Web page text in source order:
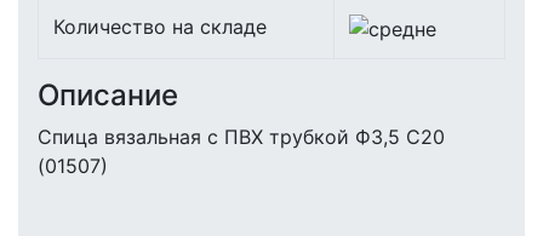
Количество на складе
Описание
Спица вязальная с ПВХ трубкой Ф3,5 С20
(01507)